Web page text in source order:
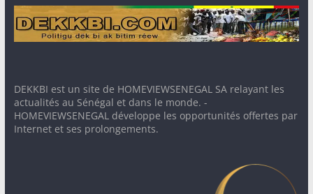
DEKKBI est un site de HOMEVIEWSENEGAL SA relayant les
actualités au Sénégal et dans le monde. -
HOMEVIEWSENEGAL développe les opportunités offertes par
Internet et ses prolongements.